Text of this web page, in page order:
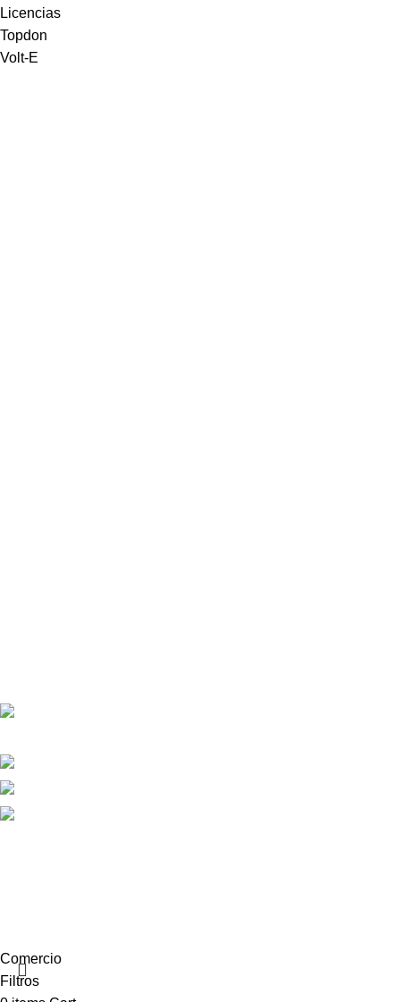
Licencias
Topdon
Volt-E
Comercio
Filtros